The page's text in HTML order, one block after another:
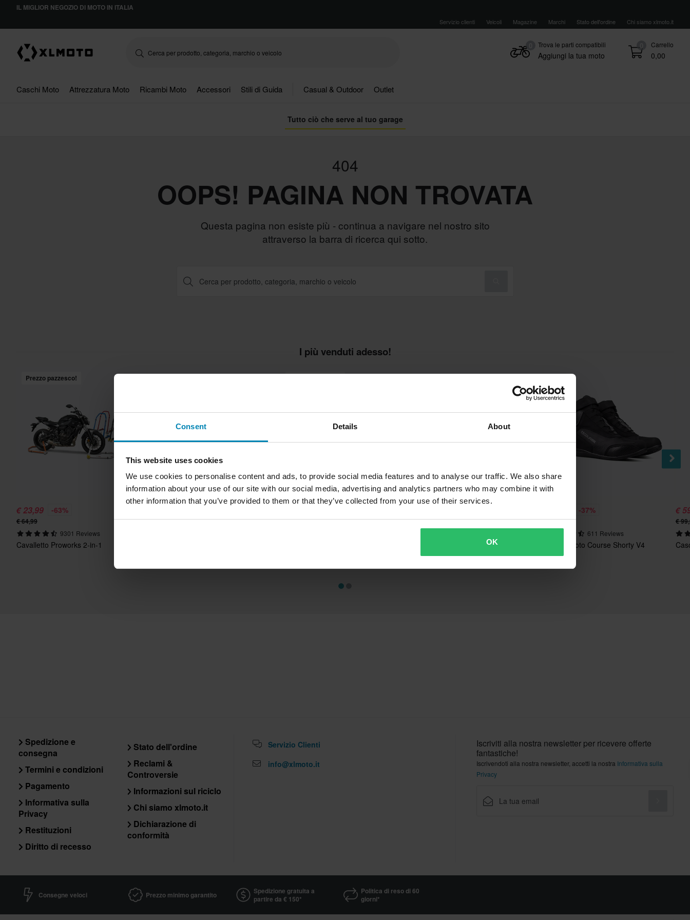
Consent Details About
This website uses cookies
We use cookies to personalise content and ads, to provide social media features and to analyse our traffic. We also share
information about your use of our site with our social media, advertising and analytics partners who may combine it with
other information that you’ve provided to them or that they’ve collected from your use of their services.
OK
IL MIGLIOR NEGOZIO DI MOTO IN ITALIA
Servizio clienti Veicoli Magazine Marchi Stato dell'ordine Chi siamo xlmoto.it
0 Carrello
0,00
Trova le parti compatibili
Aggiungi la tua moto
Caschi Moto Attrezzatura Moto Ricambi Moto Accessori Stili di Guida Casual & Outdoor Outlet
Tutto ciò che serve al tuo garage
404
OOPS! PAGINA NON TROVATA
Questa pagina non esiste più - continua a navigare nel nostro sito
attraverso la barra di ricerca qui sotto.
I più venduti adesso!
Prezzo pazzesco!
€ 23,99 -63%
€ 64,99
9301 Reviews
Cavalletto Proworks 2-in-1
€ 99,99 € 69,99 € 69,99
Casco Jet Course Free Opaco
-37%
€ 79,00
611 Reviews
Scarpe Moto Course Shorty V4
€
€
Spedizione e
consegna
Termini e condizioni
Pagamento
Informativa sulla
Privacy
Restituzioni
Diritto di recesso
Stato dell'ordine
Reclami &
Controversie
Informazioni sul riciclo
Chi siamo xlmoto.it
Dichiarazione di
conformità
Servizio Clienti
info@xlmoto.it
Iscriviti alla nostra newsletter per ricevere offerte
fantastiche!
Iscrivendoti alla nostra newsletter, accetti la nostra Informativa sulla
Privacy
Consegne veloci Prezzo minimo garantito
Spedizione gratuita a
partire da € 150*
Politica di reso di 60
giorni*